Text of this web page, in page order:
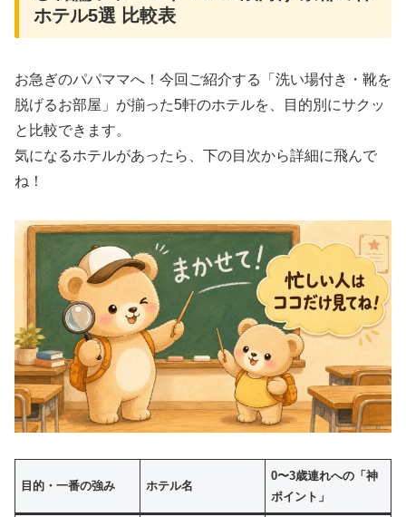
ホテル5選 比較表
お急ぎのパパママへ！今回ご紹介する「洗い場付き・靴を
脱げるお部屋」が揃った5軒のホテルを、目的別にサクッ
と比較できます。
気になるホテルがあったら、下の目次から詳細に飛んで
ね！
目的・一番の強み ホテル名
0〜3歳連れへの「神
ポイント」